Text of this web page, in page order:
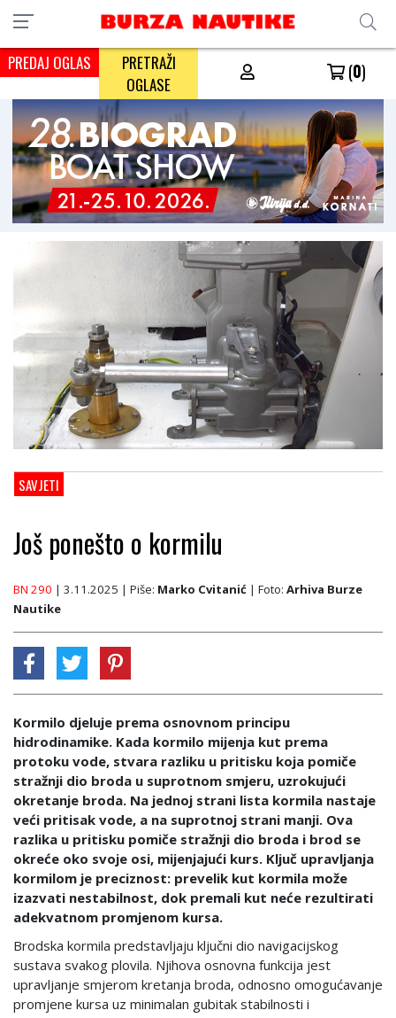
PREDAJ OGLAS
PRETRAŽI
OGLASE
(0)
SAVJETI
Još ponešto o kormilu
BN 290 | 3.11.2025 | Piše: Marko Cvitanić | Foto: Arhiva Burze
Nautike
Kormilo djeluje prema osnovnom principu
hidrodinamike. Kada kormilo mijenja kut prema
protoku vode, stvara razliku u pritisku koja pomiče
stražnji dio broda u suprotnom smjeru, uzrokujući
okretanje broda. Na jednoj strani lista kormila nastaje
veći pritisak vode, a na suprotnoj strani manji. Ova
razlika u pritisku pomiče stražnji dio broda i brod se
okreće oko svoje osi, mijenjajući kurs. Ključ upravljanja
kormilom je preciznost: prevelik kut kormila može
izazvati nestabilnost, dok premali kut neće rezultirati
adekvatnom promjenom kursa.
Brodskа kormilа predstavljaju ključni dio navigacijskog
sustava svakog plovila. Njihova osnovna funkcija jest
upravljanje smjerom kretanja broda, odnosno omogućavanje
promjene kursa uz minimalan gubitak stabilnosti i